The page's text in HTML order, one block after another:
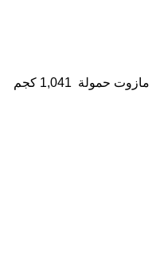
مازوت حمولة 1,041 كجم